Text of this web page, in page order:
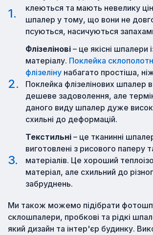
клеються та мають невелику
шпалер у тому, що вони не
псуються, насичуються
Флізелінові – це якісні шпалери
матеріалу. Поклейка
флізеліну набагато простіша,
Поклейка флізелінових шпалер
дешеве задоволення, але
даного виду шпалер дуже
схильні до деформацій.
Текстильні – це тканинні
виготовлені з рисового паперу
матеріалів. Це хороший
матеріал, але схильний до
забруднень.
Ми також можемо підібрати
склошпалери, пробкові та рідкі
який дизайн та інтер'єр будинку.